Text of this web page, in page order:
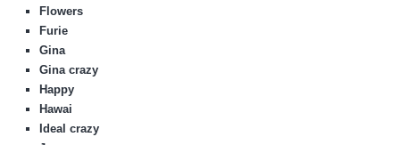
Flowers
Furie
Gina
Gina crazy
Happy
Hawai
Ideal crazy